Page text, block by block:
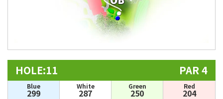
HOLE:11 PAR 4
Blue
299
White
287
Green
250
Red
204